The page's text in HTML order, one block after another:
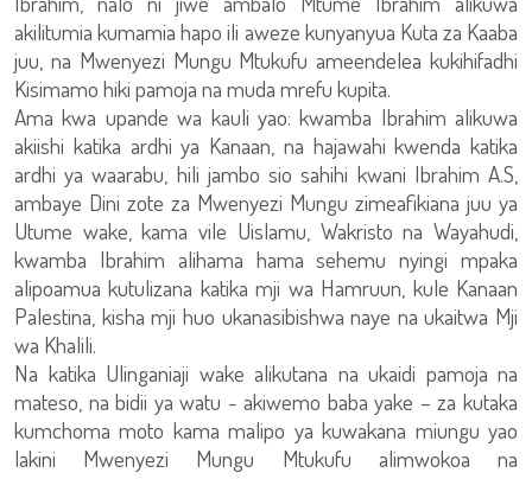
akilitumia kumamia hapo ili aweze kunyanyua Kuta za Kaaba
juu, na Mwenyezi Mungu Mtukufu ameendelea kukihifadhi
Kisimamo hiki pamoja na muda mrefu kupita.
Ama kwa upande wa kauli yao: kwamba Ibrahim alikuwa
akiishi katika ardhi ya Kanaan, na hajawahi kwenda katika
ardhi ya waarabu, hili jambo sio sahihi kwani Ibrahim A.S,
ambaye Dini zote za Mwenyezi Mungu zimeafikiana juu ya
Utume wake, kama vile Uislamu, Wakristo na Wayahudi,
kwamba Ibrahim alihama hama sehemu nyingi mpaka
alipoamua kutulizana katika mji wa Hamruun, kule Kanaan
Palestina, kisha mji huo ukanasibishwa naye na ukaitwa Mji
wa Khalili.
Na katika Ulinganiaji wake alikutana na ukaidi pamoja na
mateso, na bidii ya watu - akiwemo baba yake – za kutaka
kumchoma moto kama malipo ya kuwakana miungu yao
lakini Mwenyezi Mungu Mtukufu alimwokoa na